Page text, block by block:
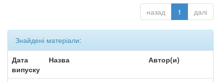
назад 1 далі
Знайдені матеріали:
Дата
випуску
Назва Автор(и)